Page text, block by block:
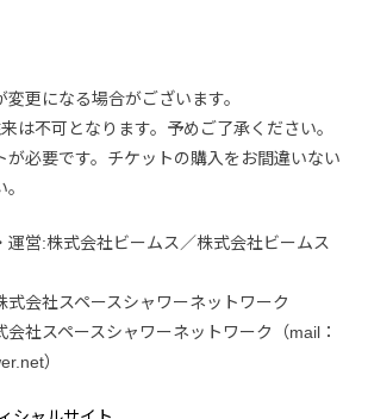
更になる場合がございます。
は不可となります。予めご了承ください。
必要です。チケットの購入をお間違いない
運営:株式会社ビームス／株式会社ビームス
式会社スペースシャワーネットワーク
会社スペースシャワーネットワーク（mail：
）